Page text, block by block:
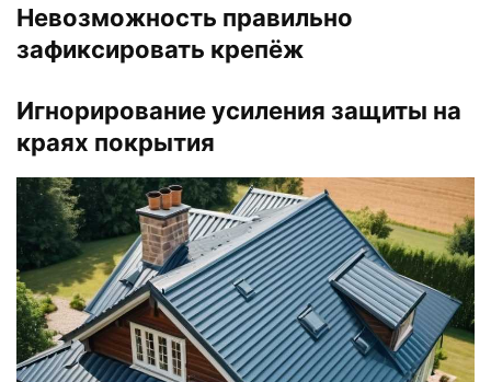
Невозможность правильно
зафиксировать крепёж
Игнорирование усиления защиты на
краях покрытия